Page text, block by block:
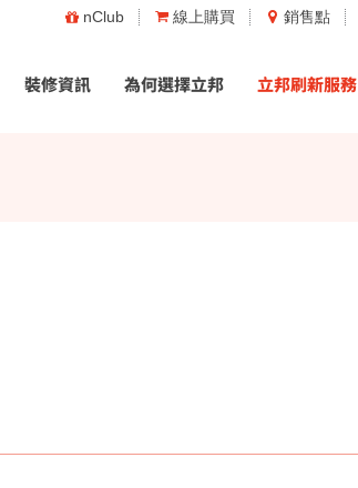
nClub 線上購買 銷售點
裝修資訊 為何選擇立邦 立邦刷新服務